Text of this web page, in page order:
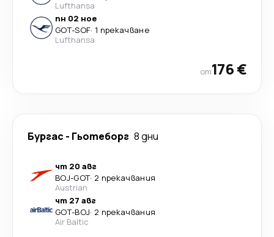
Lufthansa
пн 02 ное
GOT-SOF· 1 прекачване
Lufthansa
от176 €
Бургас - Гьотеборг 8 дни
чт 20 авг
BOJ-GOT· 2 прекачвания
Austrian
чт 27 авг
GOT-BOJ· 2 прекачвания
Air Baltic